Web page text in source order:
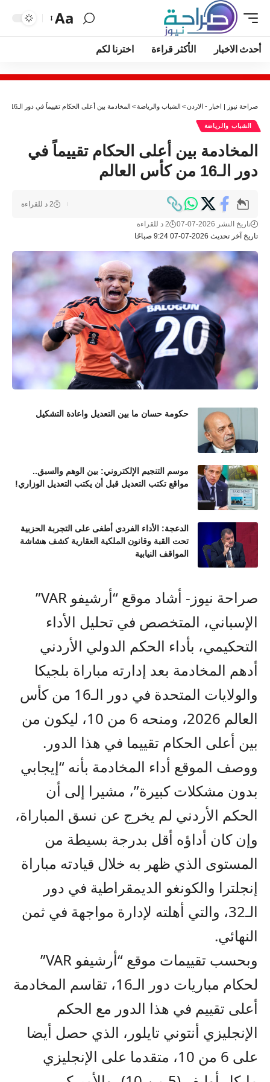
Aa
أحدث الاخبار الأكثر قراءة اخترنا لكم
صراحة نيوز | اخبار - الاردن> الشباب والرياضة> المخادمة بين أعلى الحكام تقييماً في دور الـ16 من كأس العالم
الشباب والرياضة
المخادمة بين أعلى الحكام تقييماً في
دور الـ16 من كأس العالم
تاريخ آخر تحديث 2026-07-07 9:24 صباحًا
تاريخ النشر 2026-07-07 2 د للقراءة
2 د للقراءة
حكومة حسان ما بين التعديل واعادة التشكيل
موسم التنجيم الإلكتروني: بين الوهم والسبق..
مواقع تكتب التعديل قبل أن يكتب التعديل الوزاري!
الدعجة: الأداء الفردي أطغى على التجربة الحزبية
تحت القبة وقانون الملكية العقارية كشف هشاشة
المواقف النيابية
صراحة نيوز- أشاد موقع “أرشيفو VAR”
الإسباني، المتخصص في تحليل الأداء
التحكيمي، بأداء الحكم الدولي الأردني
أدهم المخادمة بعد إدارته مباراة بلجيكا
والولايات المتحدة في دور الـ16 من كأس
العالم 2026، ومنحه 6 من 10، ليكون من
بين أعلى الحكام تقييما في هذا الدور.
ووصف الموقع أداء المخادمة بأنه “إيجابي
بدون مشكلات كبيرة”، مشيرا إلى أن
الحكم الأردني لم يخرج عن نسق المباراة،
وإن كان أداؤه أقل بدرجة بسيطة من
المستوى الذي ظهر به خلال قيادته مباراة
إنجلترا والكونغو الديمقراطية في دور
الـ32، والتي أهلته لإدارة مواجهة في ثمن
النهائي.
وبحسب تقييمات موقع “أرشيفو VAR”
لحكام مباريات دور الـ16، تقاسم المخادمة
أعلى تقييم في هذا الدور مع الحكم
الإنجليزي أنتوني تايلور، الذي حصل أيضا
على 6 من 10، متقدما على الإنجليزي